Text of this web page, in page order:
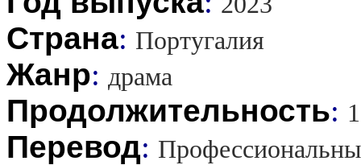
Страна: Португалия
Жанр: драма
Продолжительность:
Перевод: